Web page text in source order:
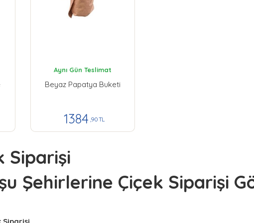
Aynı Gün Teslimat
Beyaz Papatya Buketi
1384 ,90 TL
Siparişi
Şehirlerine Çiçek Siparişi